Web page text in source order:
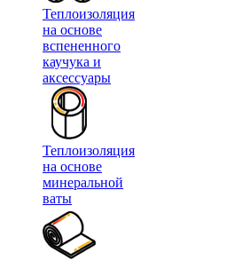
Теплоизоляция
на основе
вспененного
каучука и
аксессуары
Теплоизоляция
на основе
минеральной
ваты